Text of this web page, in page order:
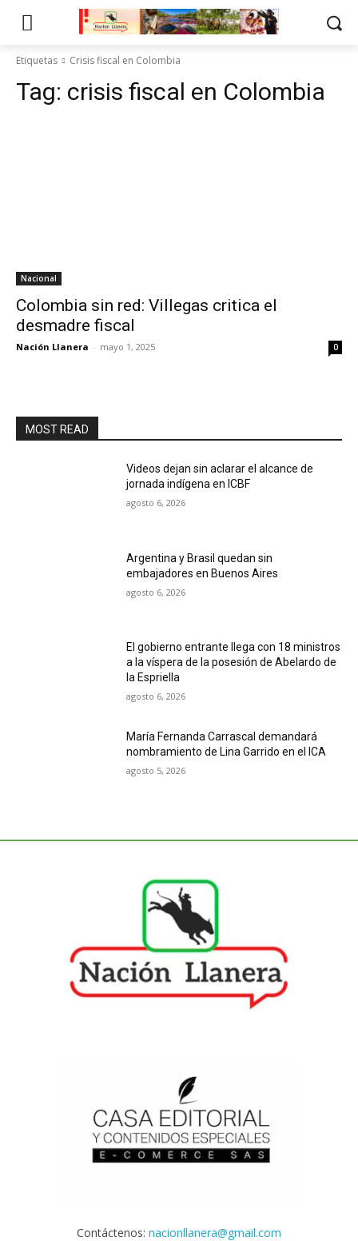
Etiquetas Crisis fiscal en Colombia
Tag: crisis fiscal en Colombia
Nacional
Colombia sin red: Villegas critica el
desmadre fiscal
Nación Llanera - mayo 1, 2025 0
MOST READ
Videos dejan sin aclarar el alcance de
jornada indígena en ICBF
agosto 6, 2026
Argentina y Brasil quedan sin
embajadores en Buenos Aires
agosto 6, 2026
El gobierno entrante llega con 18 ministros
a la víspera de la posesión de Abelardo de
la Espriella
agosto 6, 2026
María Fernanda Carrascal demandará
nombramiento de Lina Garrido en el ICA
agosto 5, 2026
Contáctenos: nacionllanera@gmail.com